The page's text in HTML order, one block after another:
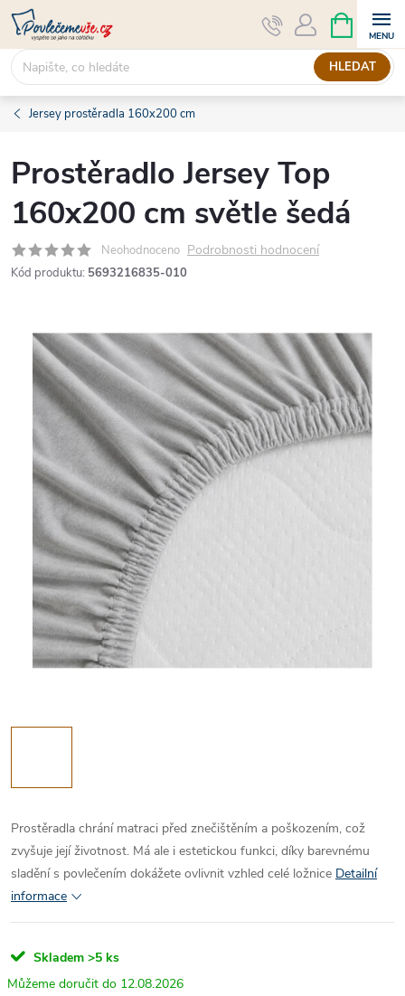
Přejít
obsah
HLEDAT
NÁKUPNÍ
KOŠÍK
Jersey prostěradla 160x200 cm
Prostěradlo Jersey Top
160x200 cm světle šedá
Neohodnoceno Podrobnosti hodnocení
Kód produktu: 5693216835-010
Prostěradla chrání matraci před znečištěním a poškozením, což
zvyšuje její životnost. Má ale i estetickou funkci, díky barevnému
sladění s povlečením dokážete ovlivnit vzhled celé ložnice Detailní
informace
Skladem >5 ks
12.08.2026